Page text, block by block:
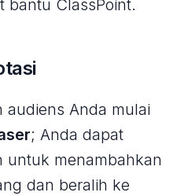
bantu ClassPoint.
audiens Anda mulai
; Anda dapat
untuk menambahkan
dan beralih ke